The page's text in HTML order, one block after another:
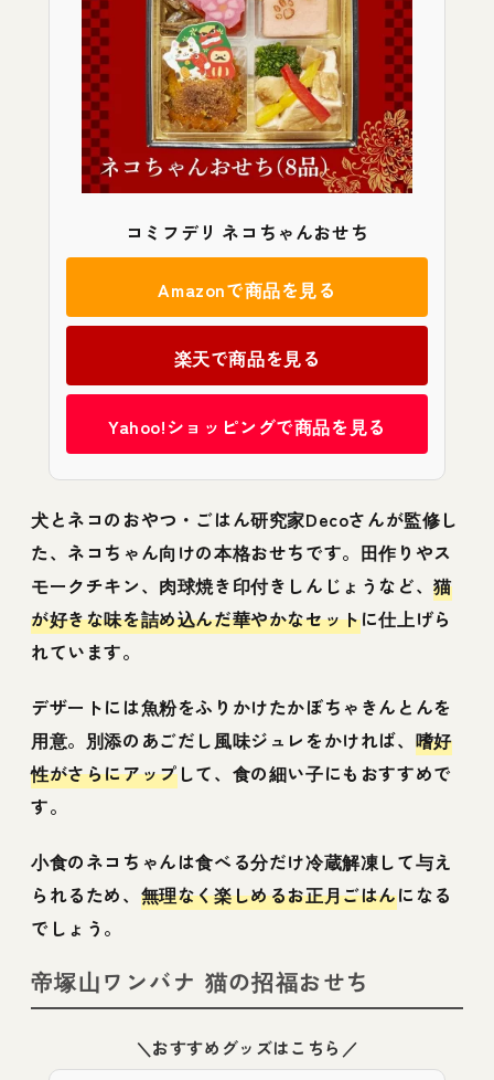
コミフデリ ネコちゃんおせち
Amazonで商品を見る
楽天で商品を見る
Yahoo!ショッピングで商品を見る
犬とネコのおやつ・ごはん研究家Decoさんが監修し
た、ネコちゃん向けの本格おせちです。田作りやス
モークチキン、肉球焼き印付きしんじょうなど、猫
が好きな味を詰め込んだ華やかなセットに仕上げら
れています。
デザートには魚粉をふりかけたかぼちゃきんとんを
用意。別添のあごだし風味ジュレをかければ、 嗜好
性がさらにアップして、食の細い子にもおすすめで
す。
小食のネコちゃんは食べる分だけ冷蔵解凍して与え
られるため、 無理なく楽しめるお正月ごはんになる
でしょう。
帝塚山ワンバナ 猫の招福おせち
＼おすすめグッズはこちら／